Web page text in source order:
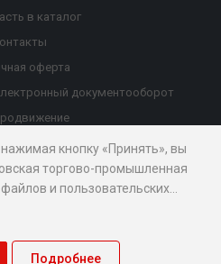
в каталог
оферта
документооборот
компанию
выставки
компаний
документы
кнопку «Принять», вы
торгово-промышленная
и пользовательских
Подробнее